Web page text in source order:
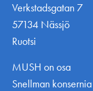
Verkstadsgatan 7
57134 Nässjö
Ruotsi
MUSH on osa
Snellman konsernia